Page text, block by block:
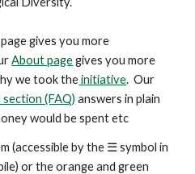
page gives you more
About pagegives you more
we took theinitiative. Our
(FAQ) answers in plain
would be spent etc
(accessible by the ☰ symbol in
or the orange and green